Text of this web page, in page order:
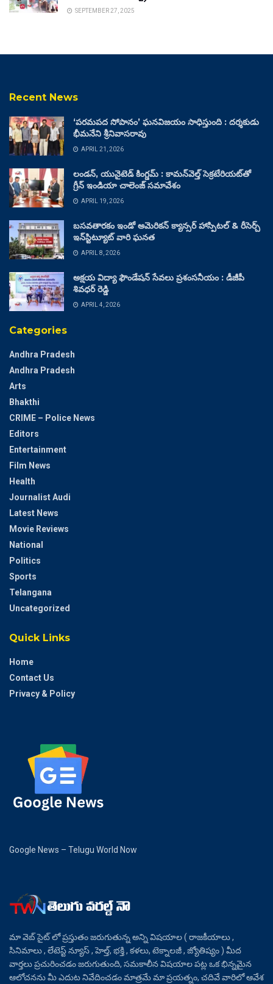
SEPTEMBER 27, 2025
Recent News
‘పరమపద సోపానం’ ఘనవిజయం సాధిస్తుంది : దర్శకుడు
భీమనేని శ్రీనివాసరావు
APRIL 21, 2026
లండన్, యునైటెడ్ కింగ్డమ్ : కామన్‌వెల్త్ సెక్రటేరియట్‌తో
గ్రీన్ ఇండియా చాలెంజ్ సమావేశం
APRIL 19, 2026
బసవతారకం ఇండో అమెరికన్ క్యాన్సర్ హాస్పిటల్ & రీసెర్చ్
ఇన్‌స్టిట్యూట్ వారి ఘనత
APRIL 8, 2026
అక్షయ విద్యా ఫౌండేషన్ సేవలు ప్రశంసనీయం : డీజీపీ
శివధర్ రెడ్డి
APRIL 4, 2026
Categories
Andhra Pradesh
Andhra Pradesh
Arts
Bhakthi
CRIME – Police News
Editors
Entertainment
Film News
Health
Journalist Audi
Latest News
Movie Reviews
National
Politics
Sports
Telangana
Uncategorized
Quick Links
Home
Contact Us
Privacy & Policy
Google News – Telugu World Now
మా వెబ్ సైట్ లో ప్రస్తుతం జరుగుతున్న అన్ని విషయాల ( రాజకీయాలు ,
సినిమాలు , లేటెస్ట్ న్యూస్ , హెల్త్, భక్తి , కళలు, టెక్నాలజీ , జ్యోతిష్యం ) మీద
వార్తలు ప్రచురించడం జరుగుతుంది, సమకాలీన విషయాల పట్ల ఒక భిన్నమైన
ఆలోచనను మీ ఎదుట నివేదించడం మాత్రమే మా ప్రయత్నం, చదివే వారిలో ఆవేశ